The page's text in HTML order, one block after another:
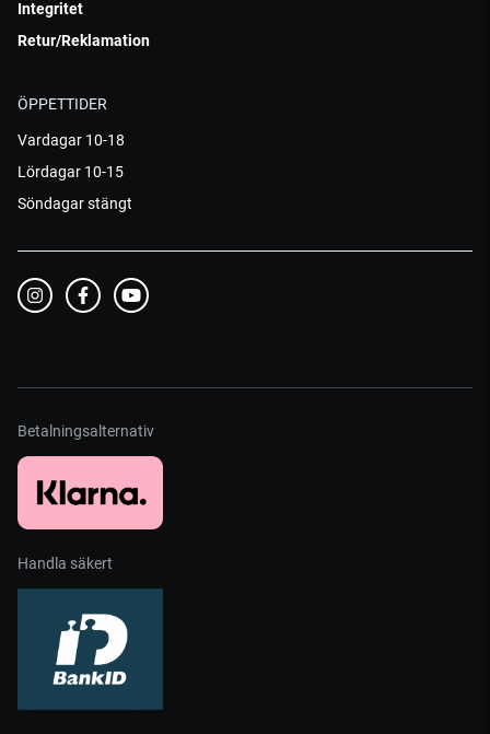
Integritet
Retur/Reklamation
ÖPPETTIDER
Vardagar 10-18
Lördagar 10-15
Söndagar stängt
Betalningsalternativ
Handla säkert